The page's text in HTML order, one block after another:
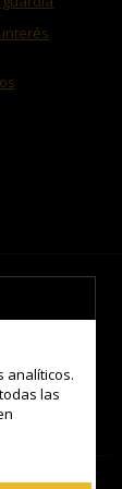
analíticos.
las